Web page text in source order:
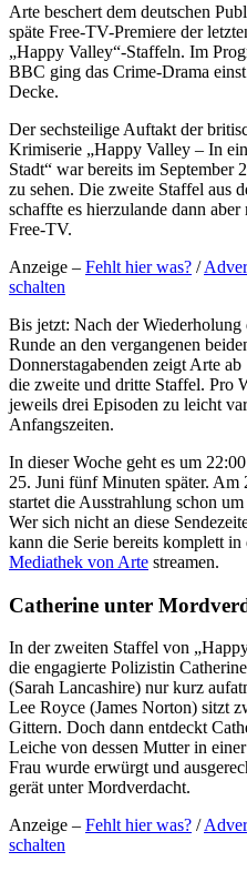
Arte beschert dem deutschen
späte Free-TV-Premiere der
„Happy Valley“-Staffeln. Im
BBC ging das Crime-Drama
Decke.
Der sechsteilige Auftakt der
Krimiserie „Happy Valley – In
Stadt“ war bereits im September
zu sehen. Die zweite Staffel aus
schaffte es hierzulande dann
Free-TV.
Anzeige – Fehlt hier was? /
schalten
Bis jetzt: Nach der Wiederholung
Runde an den vergangenen
Donnerstagabenden zeigt Arte ab
die zweite und dritte Staffel. Pro
jeweils drei Episoden zu leicht
Anfangszeiten.
In dieser Woche geht es um
25. Juni fünf Minuten später. Am
startet die Ausstrahlung schon
Wer sich nicht an diese
kann die Serie bereits komplett in
Mediathek von Arte streamen.
Catherine unter
In der zweiten Staffel von
die engagierte Polizistin
(Sarah Lancashire) nur kurz
Lee Royce (James Norton) sitzt
Gittern. Doch dann entdeckt
Leiche von dessen Mutter in
Frau wurde erwürgt und
gerät unter Mordverdacht.
Anzeige – Fehlt hier was? /
schalten